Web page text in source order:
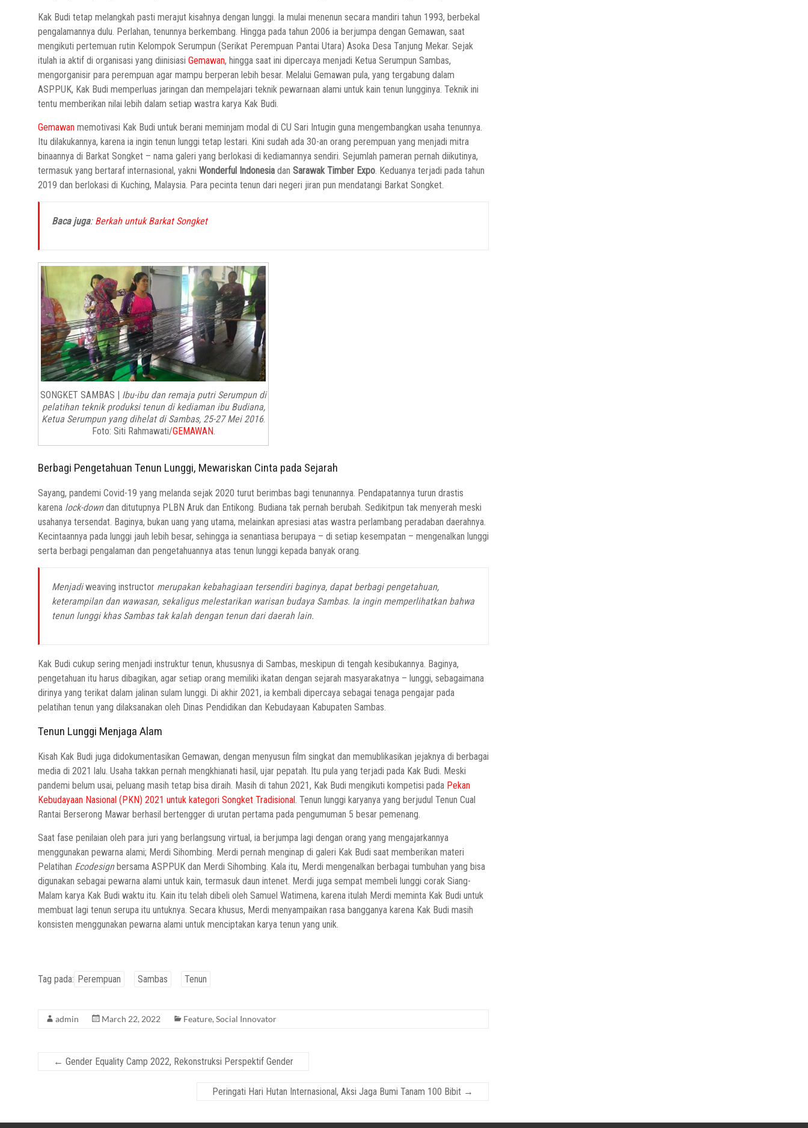
Kak Budi tetap melangkah pasti merajut kisahnya dengan lunggi. Ia mulai menenun secara mandiri tahun 1993, berbekal
pengalamannya dulu. Perlahan, tenunnya berkembang. Hingga pada tahun 2006 ia berjumpa dengan Gemawan, saat
mengikuti pertemuan rutin Kelompok Serumpun (Serikat Perempuan Pantai Utara) Asoka Desa Tanjung Mekar. Sejak
itulah ia aktif di organisasi yang diinisiasi Gemawan, hingga saat ini dipercaya menjadi Ketua Serumpun Sambas,
mengorganisir para perempuan agar mampu berperan lebih besar. Melalui Gemawan pula, yang tergabung dalam
ASPPUK, Kak Budi memperluas jaringan dan mempelajari teknik pewarnaan alami untuk kain tenun lungginya. Teknik ini
tentu memberikan nilai lebih dalam setiap wastra karya Kak Budi.
Gemawan memotivasi Kak Budi untuk berani meminjam modal di CU Sari Intugin guna mengembangkan usaha tenunnya.
Itu dilakukannya, karena ia ingin tenun lunggi tetap lestari. Kini sudah ada 30-an orang perempuan yang menjadi mitra
binaannya di Barkat Songket – nama galeri yang berlokasi di kediamannya sendiri. Sejumlah pameran pernah diikutinya,
termasuk yang bertaraf internasional, yakni Wonderful Indonesia dan Sarawak Timber Expo. Keduanya terjadi pada tahun
2019 dan berlokasi di Kuching, Malaysia. Para pecinta tenun dari negeri jiran pun mendatangi Barkat Songket.
Baca juga: Berkah untuk Barkat Songket
SONGKET SAMBAS | Ibu-ibu dan remaja putri Serumpun di
pelatihan teknik produksi tenun di kediaman ibu Budiana,
Ketua Serumpun yang dihelat di Sambas, 25-27 Mei 2016.
Foto: Siti Rahmawati/GEMAWAN
Berbagi Pengetahuan Tenun Lunggi, Mewariskan Cinta pada Sejarah
Sayang, pandemi Covid-19 yang melanda sejak 2020 turut berimbas bagi tenunannya. Pendapatannya turun drastis
karena lock-downdan ditutupnya PLBN Aruk dan Entikong. Budiana tak pernah berubah. Sedikitpun tak menyerah meski
usahanya tersendat. Baginya, bukan uang yang utama, melainkan apresiasi atas wastra perlambang peradaban daerahnya.
Kecintaannya pada lunggi jauh lebih besar, sehingga ia senantiasa berupaya – di setiap kesempatan – mengenalkan lunggi
serta berbagi pengalaman dan pengetahuannya atas tenun lunggi kepada banyak orang.
Menjadiweaving instructor merupakan kebahagiaan tersendiri baginya, dapat berbagi pengetahuan,
keterampilan dan wawasan, sekaligus melestarikan warisan budaya Sambas. Ia ingin memperlihatkan bahwa
tenun lunggi khas Sambas tak kalah dengan tenun dari daerah lain.
Kak Budi cukup sering menjadi instruktur tenun, khususnya di Sambas, meskipun di tengah kesibukannya. Baginya,
pengetahuan itu harus dibagikan, agar setiap orang memiliki ikatan dengan sejarah masyarakatnya – lunggi, sebagaimana
dirinya yang terikat dalam jalinan sulam lunggi. Di akhir 2021, ia kembali dipercaya sebagai tenaga pengajar pada
pelatihan tenun yang dilaksanakan oleh Dinas Pendidikan dan Kebudayaan Kabupaten Sambas.
Tenun Lunggi Menjaga Alam
Kisah Kak Budi juga didokumentasikan Gemawan, dengan menyusun film singkat dan memublikasikan jejaknya di berbagai
media di 2021 lalu. Usaha takkan pernah mengkhianati hasil, ujar pepatah. Itu pula yang terjadi pada Kak Budi. Meski
pandemi belum usai, peluang masih tetap bisa diraih. Masih di tahun 2021, Kak Budi mengikuti kompetisi pada Pekan
Kebudayaan Nasional (PKN) 2021 untuk kategori Songket Tradisional . Tenun lunggi karyanya yang berjudul Tenun Cual
Rantai Berserong Mawar berhasil bertengger di urutan pertama pada pengumuman 5 besar pemenang.
Saat fase penilaian oleh para juri yang berlangsung virtual, ia berjumpa lagi dengan orang yang mengajarkannya
menggunakan pewarna alami; Merdi Sihombing. Merdi pernah menginap di galeri Kak Budi saat memberikan materi
Pelatihan Ecodesignbersama ASPPUK dan Merdi Sihombing. Kala itu, Merdi mengenalkan berbagai tumbuhan yang bisa
digunakan sebagai pewarna alami untuk kain, termasuk daun intenet. Merdi juga sempat membeli lunggi corak Siang-
Malam karya Kak Budi waktu itu. Kain itu telah dibeli oleh Samuel Watimena, karena itulah Merdi meminta Kak Budi untuk
membuat lagi tenun serupa itu untuknya. Secara khusus, Merdi menyampaikan rasa bangganya karena Kak Budi masih
konsisten menggunakan pewarna alami untuk menciptakan karya tenun yang unik.
Tag pada: Perempuan Sambas Tenun
admin March 22, 2022 Feature, Social Innovator
← Gender Equality Camp 2022, Rekonstruksi Perspektif Gender
Peringati Hari Hutan Internasional, Aksi Jaga Bumi Tanam 100 Bibit →